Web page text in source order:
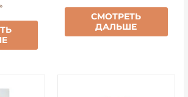
СМОТРЕТЬ
ДАЛЬШЕ